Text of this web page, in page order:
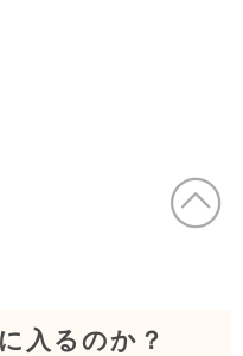
入るのか？